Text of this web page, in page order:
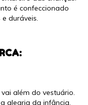
é confeccionado
duráveis.
além do vestuário.
alegria da infância.